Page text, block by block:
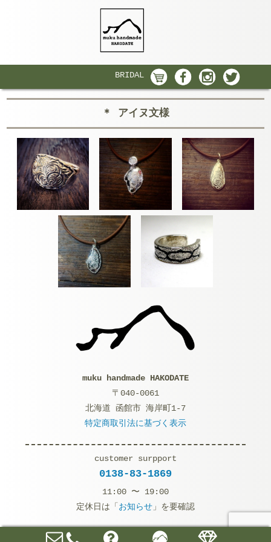
BRIDAL
＊ アイヌ文様
muku handmade HAKODATE
〒040-0061
北海道 函館市 海岸町1-7
特定商取引法に基づく表示
customer surpport
0138-83-1869
11:00 〜 19:00
定休日は「お知らせ 」を要確認